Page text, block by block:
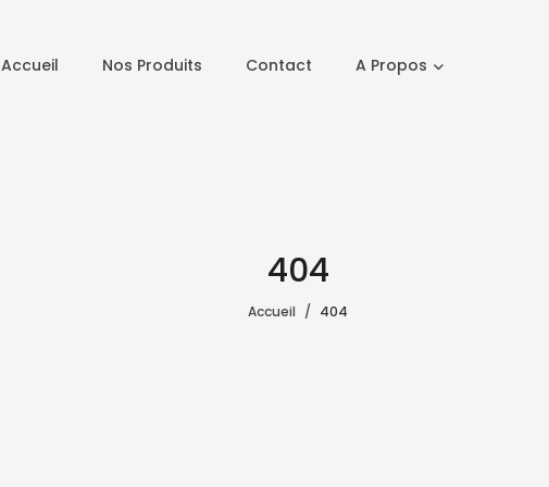
Accueil Nos Produits Contact A Propos
404
Accueil 404